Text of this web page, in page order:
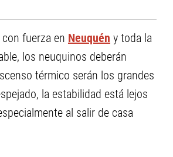
fuerza en Neuquén y toda la
los neuquinos deberán
térmico serán los grandes
la estabilidad está lejos
al salir de casa